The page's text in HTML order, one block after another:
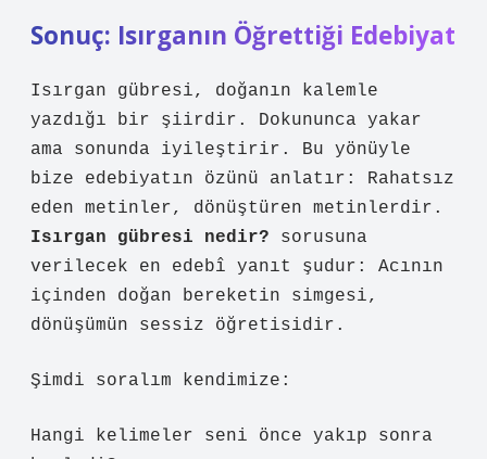
Sonuç: Isırganın Öğrettiği Edebiyat
Isırgan gübresi, doğanın kalemle
yazdığı bir şiirdir. Dokununca yakar
ama sonunda iyileştirir. Bu yönüyle
bize edebiyatın özünü anlatır: Rahatsız
eden metinler, dönüştüren metinlerdir.
Isırgan gübresi nedir? sorusuna
verilecek en edebî yanıt şudur: Acının
içinden doğan bereketin simgesi,
dönüşümün sessiz öğretisidir.
Şimdi soralım kendimize:
Hangi kelimeler seni önce yakıp sonra